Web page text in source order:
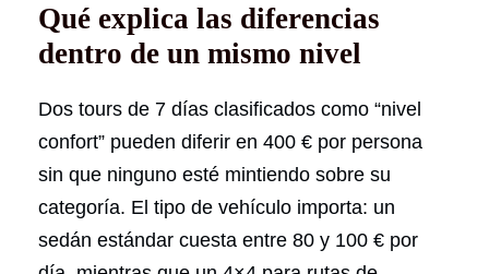
Qué explica las diferencias
dentro de un mismo nivel
Dos tours de 7 días clasificados como “nivel
confort” pueden diferir en 400 € por persona
sin que ninguno esté mintiendo sobre su
categoría. El tipo de vehículo importa: un
sedán estándar cuesta entre 80 y 100 € por